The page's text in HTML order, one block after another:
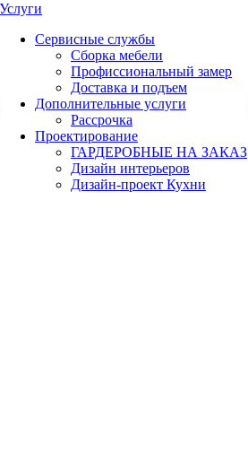
Услуги
Сервисные службы
Сборка мебели
Профиссиональный замер
Доставка и подъем
Дополнительные услуги
Рассрочка
Проектирование
ГАРДЕРОБНЫЕ НА ЗАКАЗ
Дизайн интерьеров
Дизайн-проект Кухни